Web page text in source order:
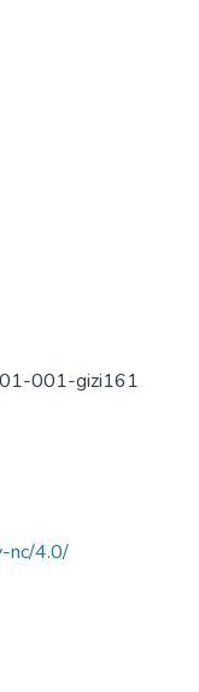
001-gizi161
nc/4.0/